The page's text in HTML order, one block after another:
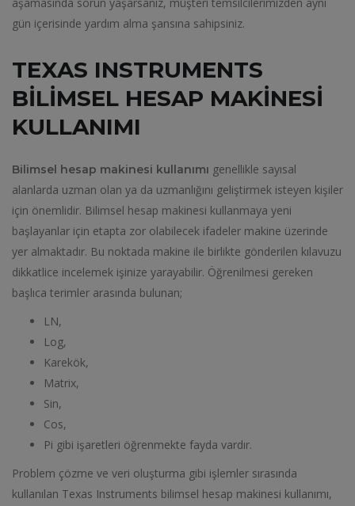
gün içerisinde yardım alma şansına sahipsiniz.
TEXAS INSTRUMENTS
BILIMSEL HESAP MAKINESI
KULLANIMI
Bilimsel hesap makinesi kullanımı genellikle sayısal
alanlarda uzman olan ya da uzmanlığını geliştirmek isteyen kişiler
için önemlidir. Bilimsel hesap makinesi kullanmaya yeni
başlayanlar için etapta zor olabilecek ifadeler makine üzerinde
yer almaktadır. Bu noktada makine ile birlikte gönderilen kılavuzu
dikkatlice incelemek işinize yarayabilir. Öğrenilmesi gereken
başlıca terimler arasında bulunan;
LN,
Log,
Karekök,
Matrix,
Sin,
Cos,
Pi gibi işaretleri öğrenmekte fayda vardır.
Problem çözme ve veri oluşturma gibi işlemler sırasında
kullanılan Texas Instruments bilimsel hesap makinesi kullanımı,